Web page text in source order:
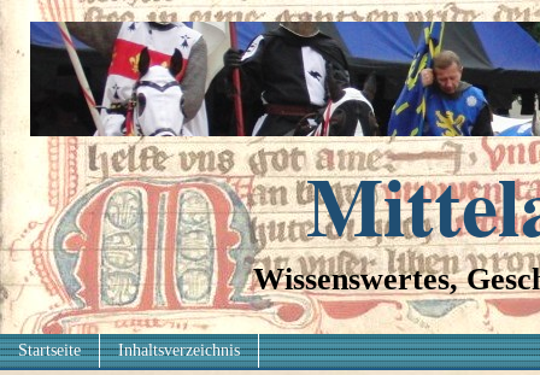
Wissenswertes,
Startseite Inhaltsverzeichnis